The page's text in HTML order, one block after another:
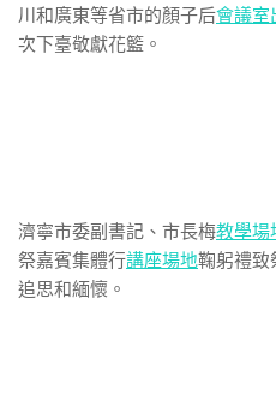
川和廣東等省市的顏子后會議室
次下臺敬獻花籃。
濟寧市委副書記、市長梅教學場
祭嘉賓集體行講座場地鞠躬禮致
追思和緬懷。